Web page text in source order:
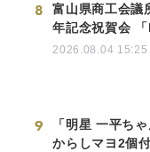
8
富山県商工会議
年記念祝賀会
2026.08.04 15:25
9
「明星 一平ち
からしマヨ2個